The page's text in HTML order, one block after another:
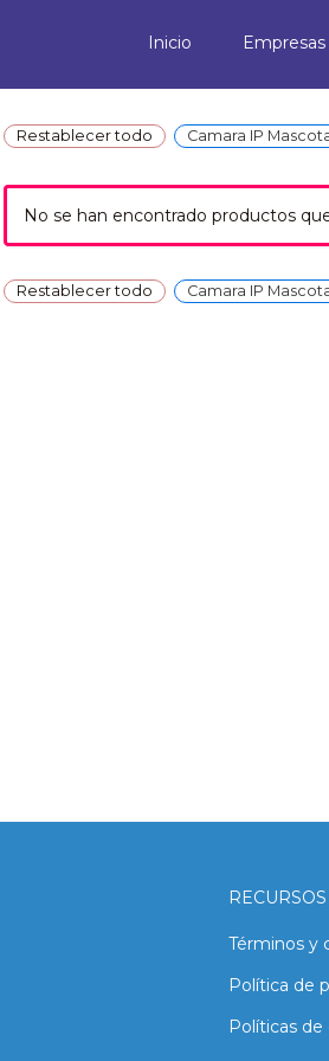
Inicio Empresas
Restablecer todo Camara IP
No se han encontrado productos
Restablecer todo Camara IP
RECURSOS
Términos y
Política de
Políticas